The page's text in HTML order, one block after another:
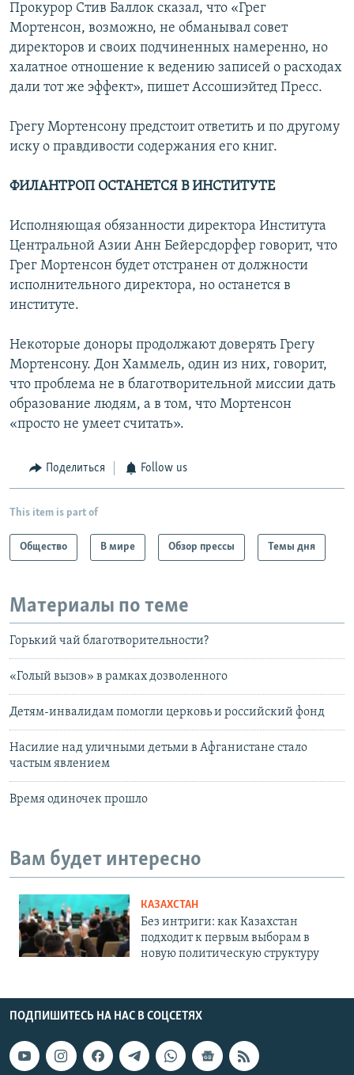
Прокурор Стив Баллок сказал, что «Грег
Мортенсон, возможно, не обманывал совет
директоров и своих подчиненных намеренно, но
халатное отношение к ведению записей о расходах
дали тот же эффект», пишет Ассошиэйтед Пресс.
Грегу Мортенсону предстоит ответить и по другому
иску о правдивости содержания его книг.
ФИЛАНТРОП ОСТАНЕТСЯ В ИНСТИТУТЕ
Исполняющая обязанности директора Института
Центральной Азии Анн Бейерсдорфер говорит, что
Грег Мортенсон будет отстранен от должности
исполнительного директора, но останется в
институте.
Некоторые доноры продолжают доверять Грегу
Мортенсону. Дон Хаммель, один из них, говорит,
что проблема не в благотворительной миссии дать
образование людям, a в том, что Мортенсон
«просто не умеет считать».
Поделиться Follow us
This item is part of
Общество В мире Обзор прессы Темы дня
Материалы по теме
Горький чай благотворительности?
«Голый вызов» в рамках дозволенного
Детям-инвалидам помогли церковь и российский фонд
Насилие над уличными детьми в Афганистане стало
частым явлением
Время одиночек прошло
Вам будет интересно
КАЗАХСТАН
Без интриги: как Казахстан
подходит к первым выборам в
новую политическую структуру
ПОДПИШИТЕСЬ НА НАС В СОЦСЕТЯХ